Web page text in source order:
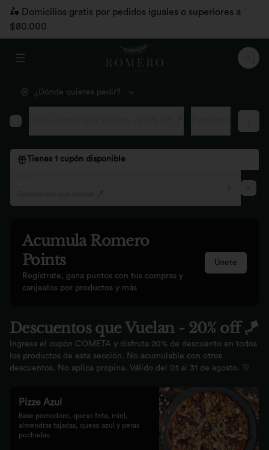
🛵 Domicilios gratis por pedidos iguales o superiores a
$80.000
Abrir menu de navegación Login
¿Dónde quieres pedir?
Tienes 1 cupón disponible
Acumula Romero
Points
Regístrate, gana puntos con tus compras y
canjealos por productos y más
Únete
Descuentos que Vuelan - 20% off 🪁
Ingresa el cupón COMETA y disfruta 20% de descuento en todos
los productos de esta sección. No acumulable con otros
descuentos. No aplica propina. Válido del 01 al 31 de agosto. 🎊
Pizze Azul
Base pomodoro, queso feta, miel,
almendras tajadas, queso azul y peras
pochadas.